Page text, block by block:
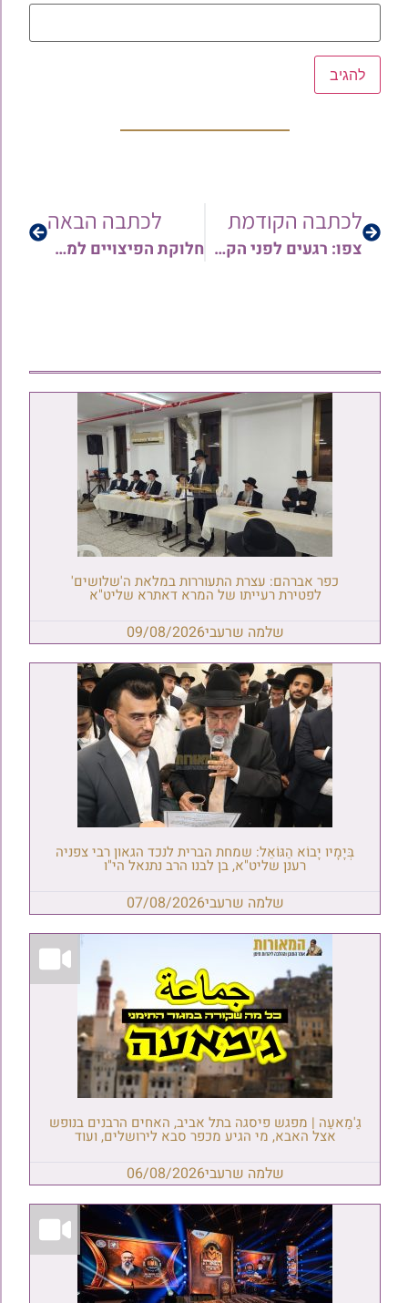
לכתבה הקודמת
צפו: רגעים לפני הקמת ממשלת השמאל? כל מה שלא סיפרו לכם על יוסי שריד ממייסדי התנועה
לכתבה הבאה
חלוקת הפיצויים למשפחות החטופים: מתווה ההסדר הכספי למשפחות עולי תימן, המזרח והבלקן | כל הפרטים
כפר אברהם: עצרת התעוררות במלאת ה'שלושים'
לפטירת רעייתו של המרא דאתרא שליט"א
שלמה שרעבי09/08/2026
בְּיָמָיו יָבוֹא הַגּוֹאֵל: שמחת הברית לנכד הגאון רבי צפניה
רענן שליט"א, בן לבנו הרב נתנאל הי"ו
שלמה שרעבי07/08/2026
גַ'מַאעַה | מפגש פיסגה בתל אביב, האחים הרבנים בנופש
אצל האבא, מי הגיע מכפר סבא לירושלים, ועוד
שלמה שרעבי06/08/2026